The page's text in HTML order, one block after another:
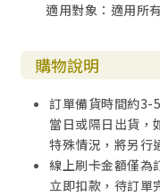
適用對象：適用所
購物說明
訂單備貨時間約3-
當日或隔日出貨，
特殊情況，將另行
線上刷卡金額僅為
立即扣款，待訂單